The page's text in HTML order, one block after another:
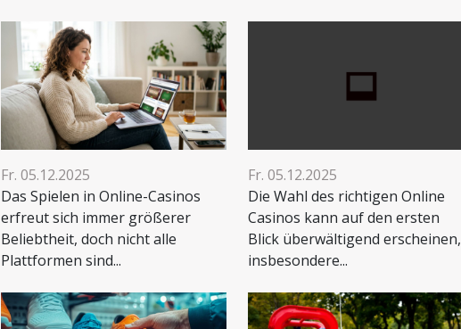
Fr. 05.12.2025
Das Spielen in Online-Casinos
erfreut sich immer größerer
Beliebtheit, doch nicht alle
Plattformen sind...
Fr. 05.12.2025
Die Wahl des richtigen Online
Casinos kann auf den ersten
Blick überwältigend erscheinen,
insbesondere...